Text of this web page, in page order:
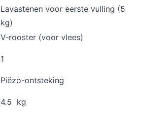
Lavastenen voor eerste vulling (5
kg)
V-rooster (voor vlees)
1
Piëzo-ontsteking
4.5 kg